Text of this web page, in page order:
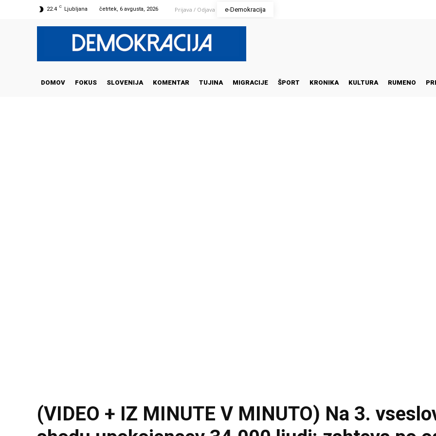
22.4 C Ljubljana četrtek, 6 avgusta, 2026 Prijava / Odjava e-Demokracija
DOMOV FOKUS SLOVENIJA KOMENTAR TUJINA MIGRACIJE ŠPORT KRONIKA KULTURA RUMENO
(VIDEO + IZ MINUTE V MINUTO) Na 3.